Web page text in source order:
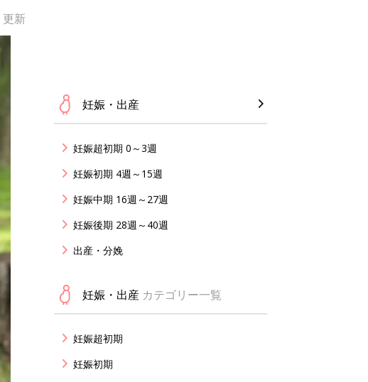
更新
妊娠・出産
妊娠超初期 0～3週
妊娠初期 4週～15週
妊娠中期 16週～27週
妊娠後期 28週～40週
出産・分娩
妊娠・出産 カテゴリー一覧
妊娠超初期
妊娠初期